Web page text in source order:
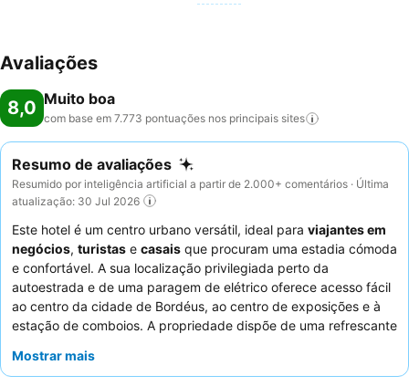
Avaliações
8,0 Muito boa
com base em 7.773 pontuações nos principais sites
Resumo de avaliações
Resumido por inteligência artificial a partir de 2.000+ comentários · Última
atualização: 30 Jul 2026
Este hotel é um centro urbano versátil, ideal para viajantes em
negócios, turistas e casais que procuram uma estadia cómoda
e confortável. A sua localização privilegiada perto da
autoestrada e de uma paragem de elétrico oferece acesso fácil
ao centro da cidade de Bordéus, ao centro de exposições e à
estação de comboios. A propriedade dispõe de uma refrescante
dia de exploração ou reuniões. Os hóspedes elogiam
Mostrar mais